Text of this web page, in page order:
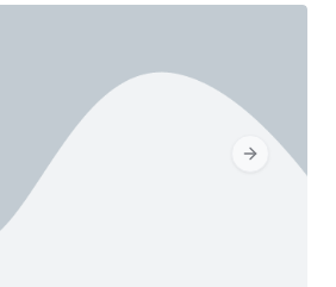
Next slide